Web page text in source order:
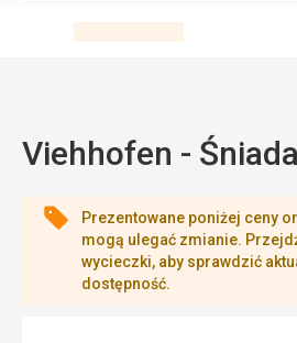
Viehhofen -
Prezentowane poniżej ceny
mogą ulegać zmianie.
wycieczki, aby sprawdzić
dostępność.